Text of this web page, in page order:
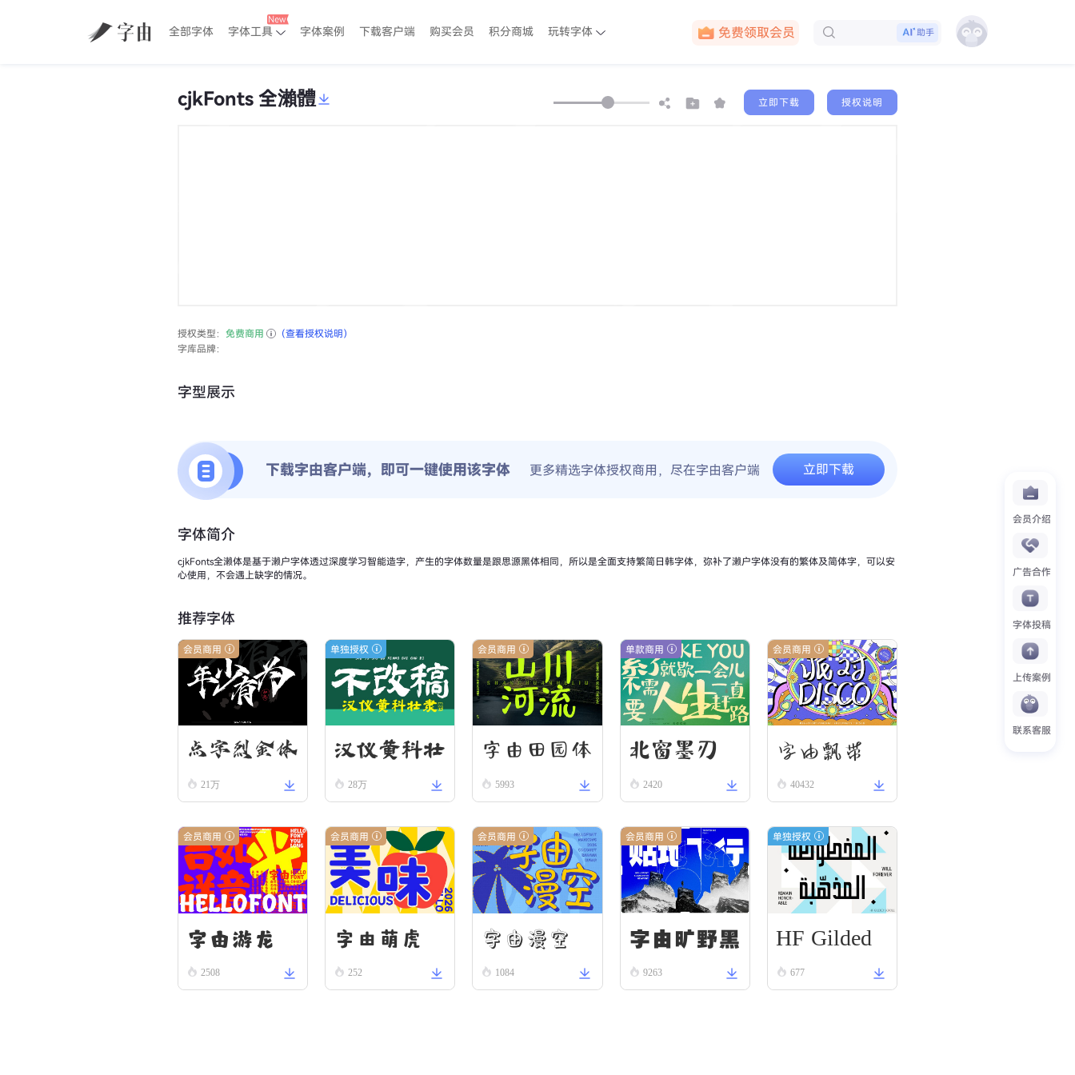
全部字体 字体工具 字体案例 下载客户端 购买会员 积分商城 玩转字体
免费领取会员
助手
会员介绍
广告合作
字体投稿
上传案例
联系客服
cjkFonts 全瀨體 立即下载 授权说明
授权类型： 免费商用
（查看授权说明）
字库品牌：
字型展示
下载字由客户端，即可一键使用该字体 更多精选字体授权商用，尽在字由客户端 立即下载
字体简介
cjkFonts全濑体是基于濑户字体透过深度学习智能造字，产生的字体数量是跟思源黑体相同，所以是全面支持繁简日韩字体，弥补了濑户字体没有的繁体及简体字，可以安
心使用，不会遇上缺字的情况。
推荐字体
会员商用
点字烈金体
21万
单独授权
汉仪黄科壮
隶 W
28万
会员商用
字由田园体
5993
单款商用
北窗墨刃
2420
会员商用
字由飘带
40432
会员商用
字由游龙
2508
会员商用
字由萌虎
252
会员商用
字由漫空
1084
会员商用
字由旷野黑
9263
单独授权
HF Gilded
Scroll
677